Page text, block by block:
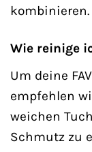
kombinieren.
Wie reinige
Um deine
empfehlen
weichen
Schmutz zu